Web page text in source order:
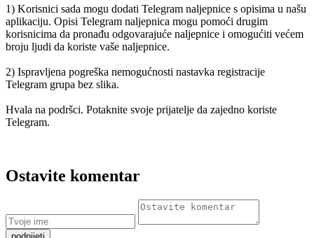
1) Korisnici sada mogu dodati Telegram naljepnice s opisima u našu
aplikaciju. Opisi Telegram naljepnica mogu pomoći drugim
korisnicima da pronađu odgovarajuće naljepnice i omogućiti većem
broju ljudi da koriste vaše naljepnice.
2) Ispravljena pogreška nemogućnosti nastavka registracije
Telegram grupa bez slika.
Hvala na podršci. Potaknite svoje prijatelje da zajedno koriste
Telegram.
Ostavite komentar